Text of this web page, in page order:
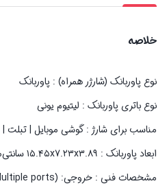
خلاصه
نوع پاوربانک (شارژر همراه) : پاوربانک
نوع باتری پاوربانک : لیتیوم یونی
مناسب برای شارژ : گوشی موبایل | تبلت |
ابعاد پاوربانک : ۱۵.۴۵x۷.۲۳x۳.۸۹ سانتی‌متر